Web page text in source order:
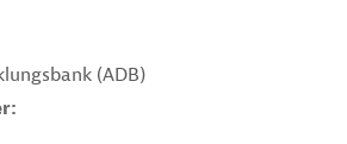
(ADB)